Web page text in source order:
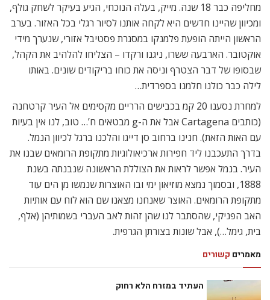
מחליפה כבר 18 שנה. מייק, בעלה הנוכחי, הגיע בעיקר לשחק גולף,
ומכיוון שהיינו חדשים היא לקחה אותנו לסיור רגלי בכל האזור. בערב
הראשון הייתה הופעת פלמנקו במסגרת פסטיבל אזורי, שנערך מידי
אוקטובר. הארבעה ששרו, ניגנו ורקדו – הצליחו להלהיב את הקהל,
שבסופו של דבר הצטרף וניסה את כוחו בריקודים שונים. באותו
לילה כבר כולנו חלמנו בספרדית…
למחרת נסענו 20 קמ בכבישים הרריים מקסימים אל העיר קרטחנה
(כותבים Cartagena אבל את ה-g מבטאים ח’… טוב, לנו אין בעיות
עם האות הזאת). חנינו ברחוב סן דייגו והלכנו ברגל לכיוון הנמל.
בדרך התעכבנו ליד חפירות ארכיאולוגיות מתקופת הרומאים שבנו את
העיר. בנמל אפשר לראות את הצוללת הראשונה שנבנתה בשנת
1888, ובסמוך נמצא מוזיאון ימי ובו האוצרות שנמשו מן הים עוד
מתקופת הרומאים. האוצר שאנחנו מצאנו שם הוא לוח עם אותיות
האב הפניקי, שהסתבר לנו שהן זהות לאב העברי בשמותיהן (אלף,
בית, גימל…), אבל שונות בצורתן הגרפית.
מאמרים קשורים
העתיד במזרח הלא רחוק